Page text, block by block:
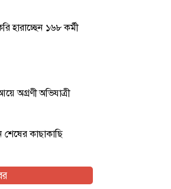
হারাচ্ছেন ১৬৮ কর্মী
অগ্রণী অভিযাত্রী
শেষের কাছাকাছি
সাইলেন্ট ক্লিক
এফোরটেক